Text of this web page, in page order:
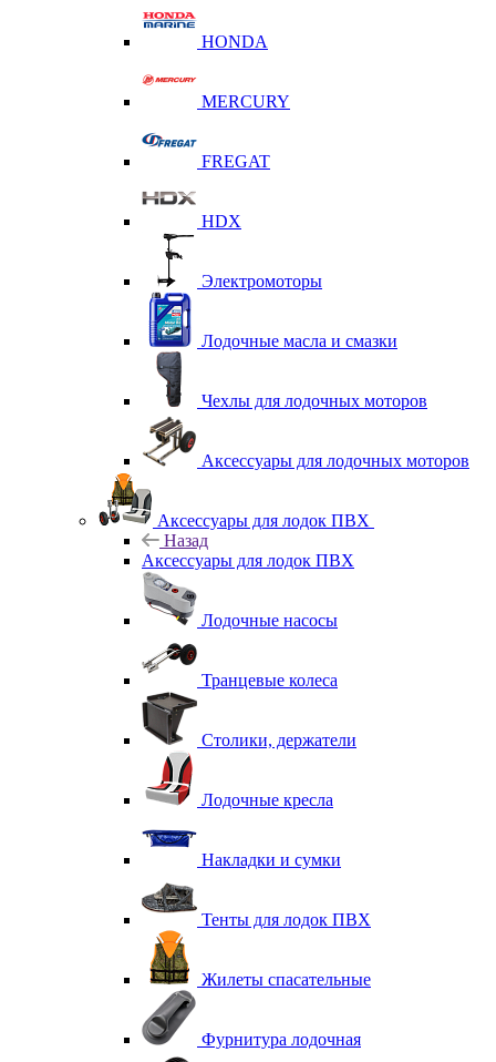
HONDA
MERCURY
FREGAT
HDX
Электромоторы
Лодочные масла и смазки
Чехлы для лодочных моторов
Аксессуары для лодочных моторов
Аксессуары для лодок ПВХ
Назад
Аксессуары для лодок ПВХ
Лодочные насосы
Транцевые колеса
Столики, держатели
Лодочные кресла
Накладки и сумки
Тенты для лодок ПВХ
Жилеты спасательные
Фурнитура лодочная